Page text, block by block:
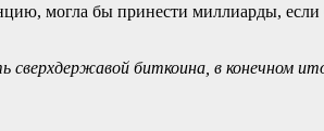
могла бы принести миллиарды,
биткоина, в конечном